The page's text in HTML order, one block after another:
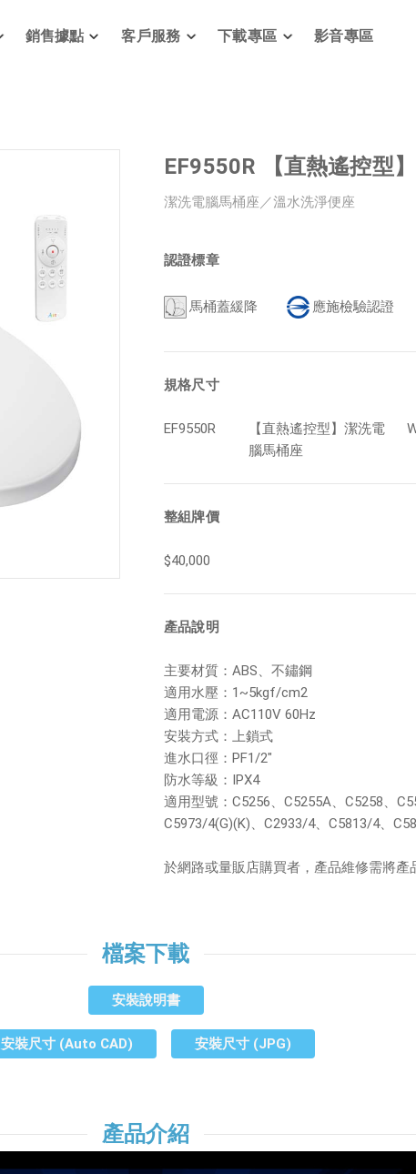
銷售據點 客戶服務 下載專區 影音專區
EF9550R 【直熱遙控型
潔洗電腦馬桶座／溫水洗淨便座
認證標章
馬桶蓋緩降 應施檢驗認證
規格尺寸
EF9550R
【直熱遙控型】潔洗電
腦馬桶座
整組牌價
$40,000
產品說明
主要材質：ABS、不鏽鋼
適用水壓：1~5kgf/cm2
適用電源：AC110V 60Hz
安裝方式：上鎖式
進水口徑：PF1/2"
防水等級：IPX4
適用型號：C5256、C5255A、C5258、
C5973/4(G)(K)、C2933/4、C5813/4、
於網路或量販店購買者，產品維修需將產
檔案下載
安裝說明書
安裝尺寸 (Auto CAD) 安裝尺寸 (JPG)
產品介紹